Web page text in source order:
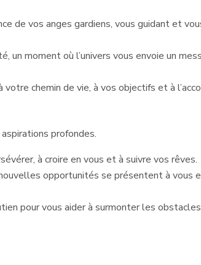
de vos anges gardiens, vous guidant et
un moment où l’univers vous envoie un
chemin de vie, à vos objectifs et à
profondes.
à croire en vous et à suivre vos rêves.
opportunités se présentent à vous
pour vous aider à surmonter les